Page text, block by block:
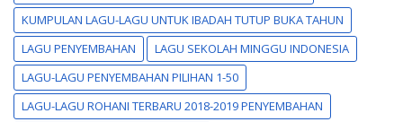
KUMPULAN LAGU-LAGU UNTUK IBADAH TUTUP BUKA TAHUN
LAGU PENYEMBAHAN
LAGU SEKOLAH MINGGU INDONESIA
LAGU-LAGU PENYEMBAHAN PILIHAN 1-50
LAGU-LAGU ROHANI TERBARU 2018-2019 PENYEMBAHAN